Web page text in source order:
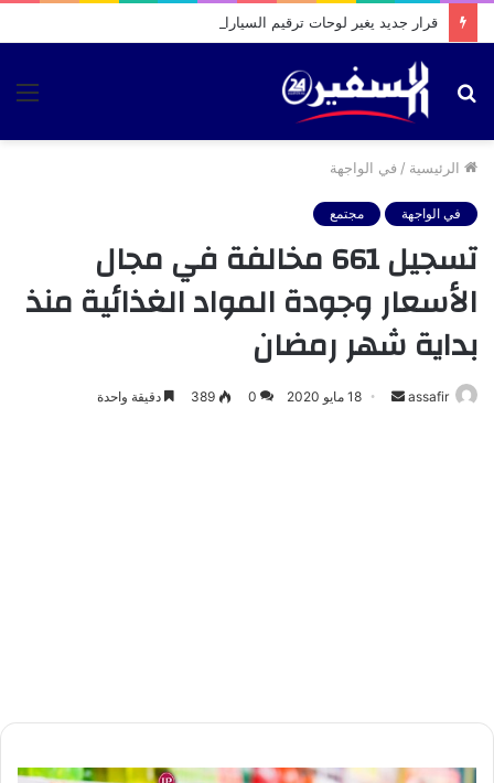
بحث
الرئيسية / في الواجهة
في الواجهة مجتمع
تسجيل 661 مخالفة في مجال
الأسعار وجودة المواد الغذائية منذ
بداية شهر رمضان
assafir
أرسل 18 مايو 2020 0
389 دقيقة واحدة